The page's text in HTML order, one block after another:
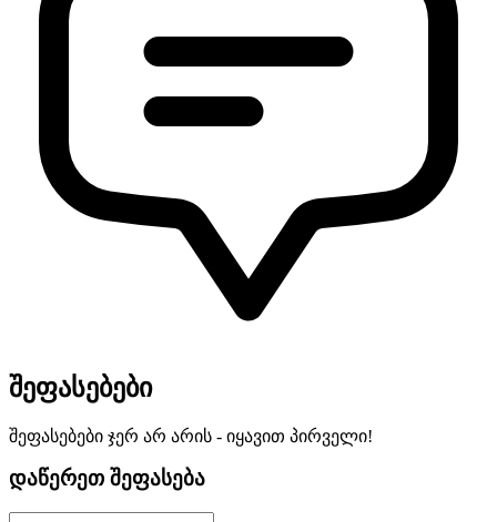
შეფასებები
შეფასებები ჯერ არ არის - იყავით პირველი!
დაწერეთ შეფასება